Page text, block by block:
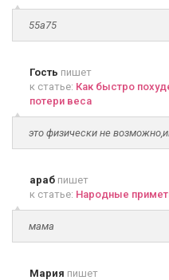
55а75
Гость пишет
к статье: Как быстро
потери веса
это физически не
араб пишет
к статье: Народные
мама
Мария пишет